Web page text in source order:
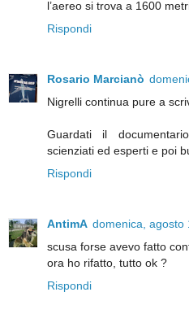
l’aereo si trova a 1600
Rispondi
Rosario Marcianò
Nigrelli continua pure a
Guardati il
scienziati ed esperti e poi
Rispondi
AntimA domenica, agosto
scusa forse avevo fatto
ora ho rifatto, tutto ok ?
Rispondi